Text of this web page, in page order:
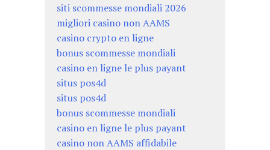
siti scommesse mondiali 2026
migliori casino non AAMS
casino crypto en ligne
bonus scommesse mondiali
casino en ligne le plus payant
situs pos4d
situs pos4d
bonus scommesse mondiali
casino en ligne le plus payant
casino non AAMS affidabile